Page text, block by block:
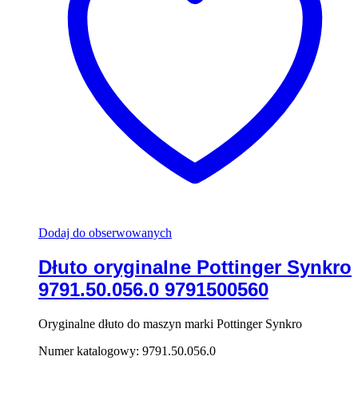
Dodaj do obserwowanych
Dłuto oryginalne Pottinger Synkro
9791.50.056.0 9791500560
Oryginalne dłuto do maszyn marki Pottinger Synkro
Numer katalogowy: 9791.50.056.0